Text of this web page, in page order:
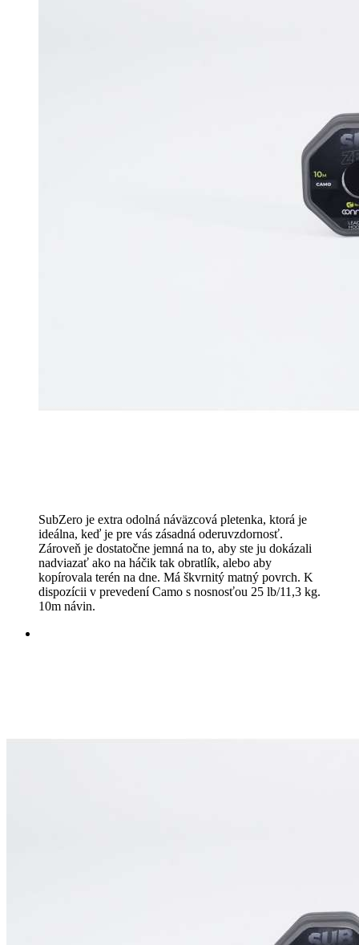
SubZero je extra odolná náväzcová pletenka, ktorá je
ideálna, keď je pre vás zásadná oderuvzdornosť.
Zároveň je dostatočne jemná na to, aby ste ju dokázali
nadviazať ako na háčik tak obratlík, alebo aby
kopírovala terén na dne. Má škvrnitý matný povrch. K
dispozícii v prevedení Camo s nosnosťou 25 lb/11,3 kg.
10m návin.